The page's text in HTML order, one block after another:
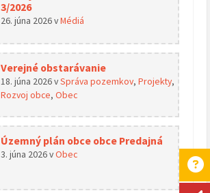
3/2026
26. júna 2026vMédiá
Verejné obstarávanie
18. júna 2026vSpráva pozemkov, Projekty,
Rozvoj obce, Obec
Územný plán obce obce Predajná
3. júna 2026vObec